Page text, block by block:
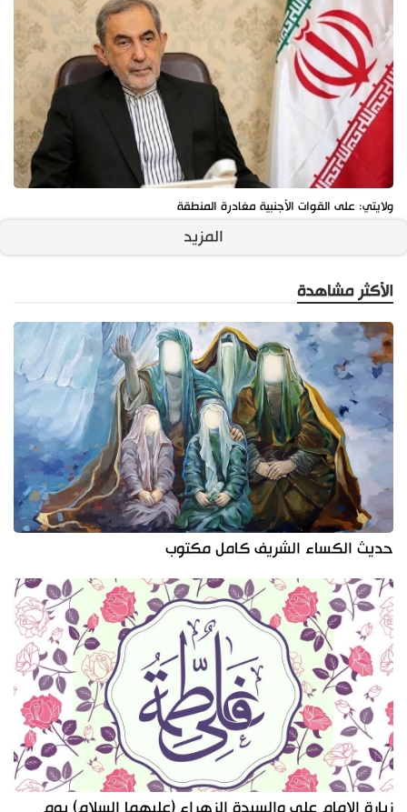
ولايتي: على القوات الأجنبية مغادرة المنطقة
المزيد
الأكثر مشاهدة
حديث الكساء الشريف كامل مكتوب